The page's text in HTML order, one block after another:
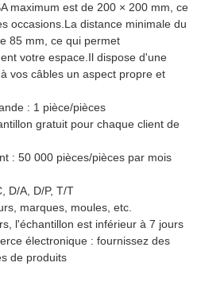
maximum est de 200 × 200 mm, ce
occasions.La distance minimale du
85 mm, ce qui permet
votre espace.Il dispose d'une
vos câbles un aspect propre et
: 1 pièce/pièces
gratuit pour chaque client de
: 50 000 pièces/pièces par mois
D/A, D/P, T/T
marques, moules, etc.
l'échantillon est inférieur à 7 jours
électronique : fournissez des
de produits